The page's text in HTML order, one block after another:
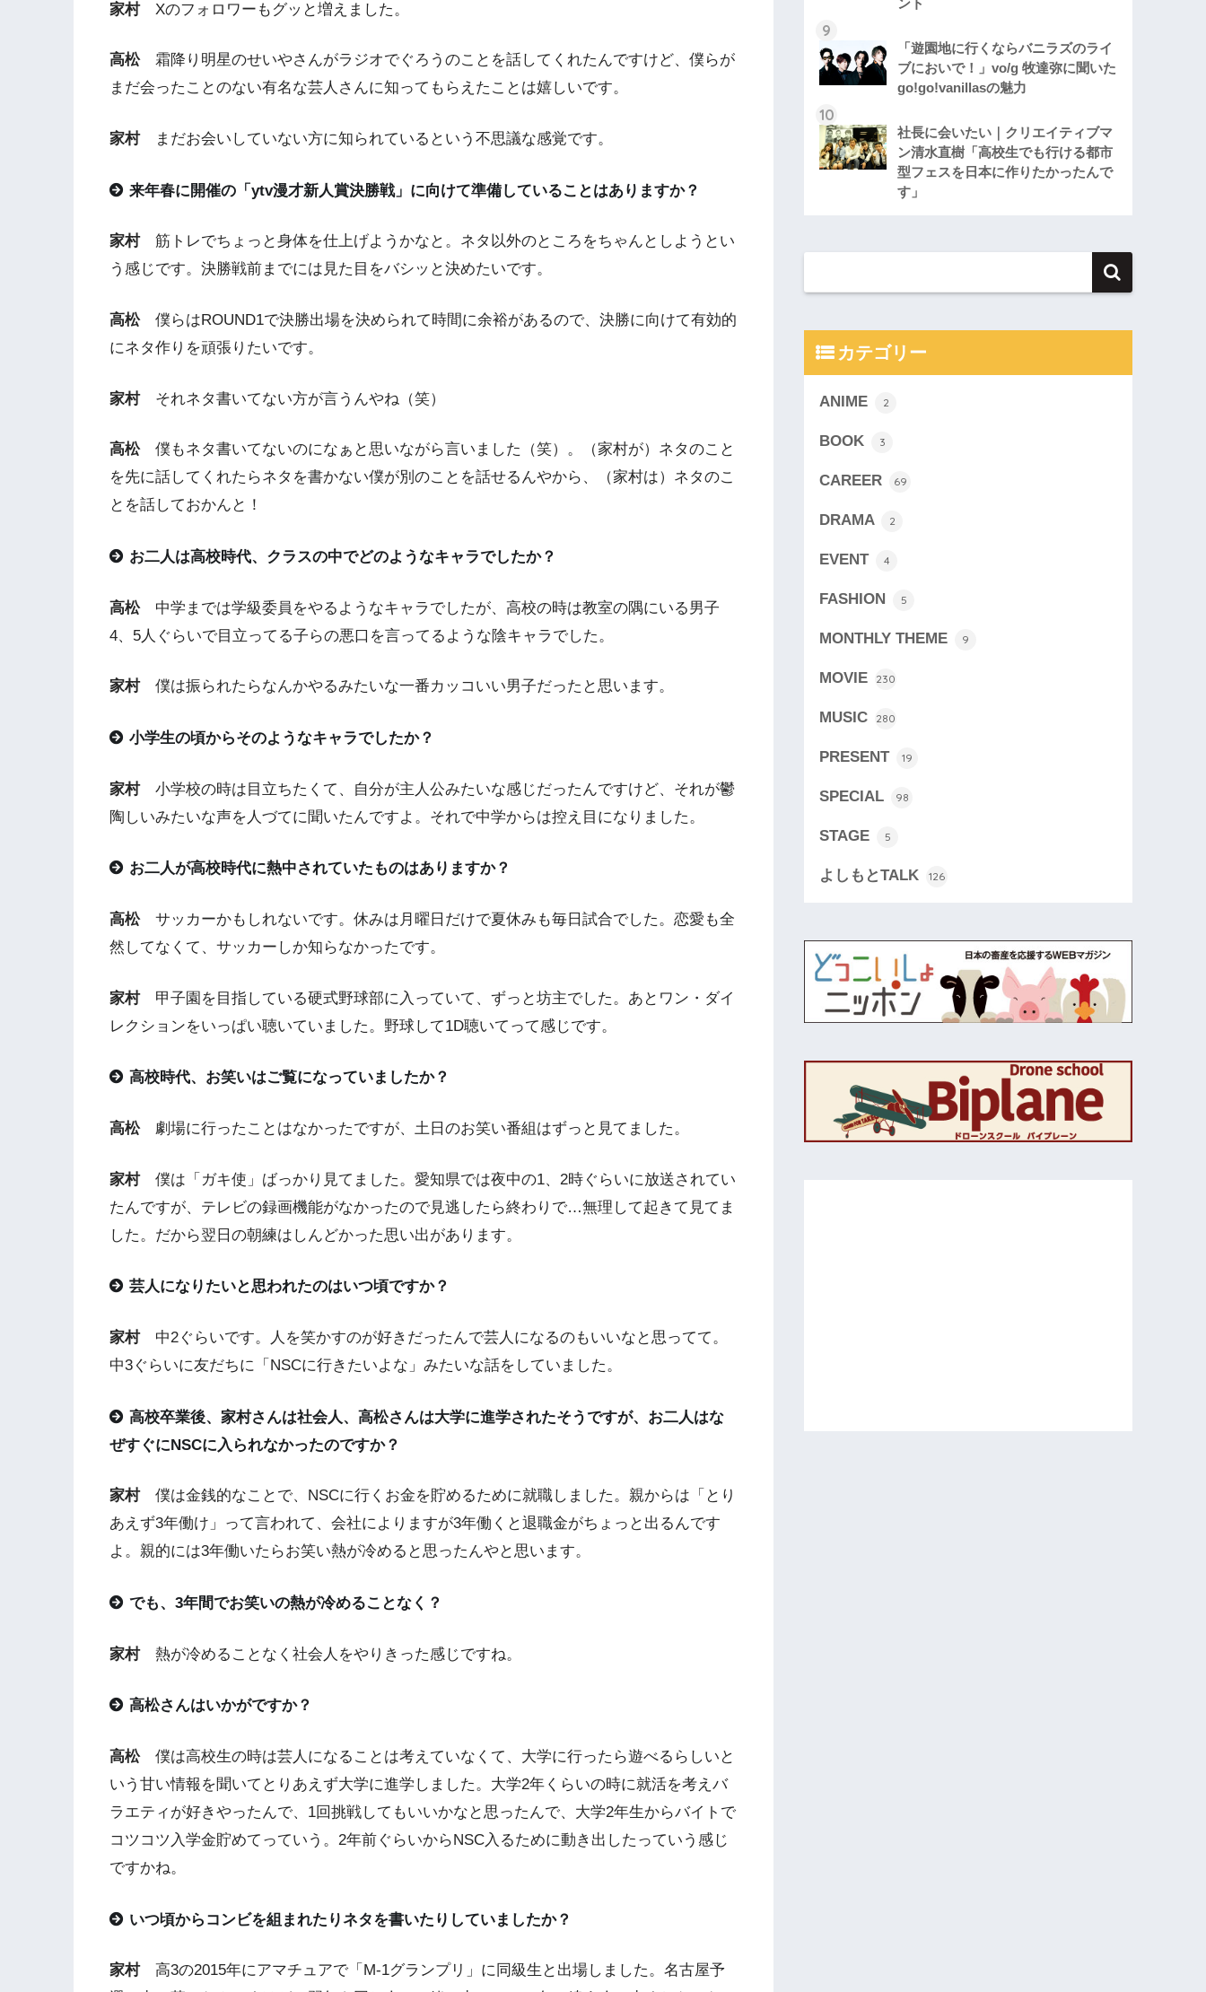
家村Xのフォロワーもグッと増えました。
高松霜降り明星のせいやさんがラジオでぐろうのことを話してくれたんですけど、僕らが
まだ会ったことのない有名な芸人さんに知ってもらえたことは嬉しいです。
家村まだお会いしていない方に知られているという不思議な感覚です。
来年春に開催の「ytv漫才新人賞決勝戦」に向けて準備していることはありますか？
家村筋トレでちょっと身体を仕上げようかなと。ネタ以外のところをちゃんとしようとい
う感じです。決勝戦前までには見た目をバシッと決めたいです。
高松僕らはROUND1で決勝出場を決められて時間に余裕があるので、決勝に向けて有効的
にネタ作りを頑張りたいです。
家村それネタ書いてない方が言うんやね（笑）
高松僕もネタ書いてないのになぁと思いながら言いました（笑）。（家村が）ネタのこと
を先に話してくれたらネタを書かない僕が別のことを話せるんやから、（家村は）ネタのこ
とを話しておかんと！
お二人は高校時代、クラスの中でどのようなキャラでしたか？
高松中学までは学級委員をやるようなキャラでしたが、高校の時は教室の隅にいる男子
4、5人ぐらいで目立ってる子らの悪口を言ってるような陰キャラでした。
家村僕は振られたらなんかやるみたいな一番カッコいい男子だったと思います。
小学生の頃からそのようなキャラでしたか？
家村小学校の時は目立ちたくて、自分が主人公みたいな感じだったんですけど、それが鬱
陶しいみたいな声を人づてに聞いたんですよ。それで中学からは控え目になりました。
お二人が高校時代に熱中されていたものはありますか？
高松サッカーかもしれないです。休みは月曜日だけで夏休みも毎日試合でした。恋愛も全
然してなくて、サッカーしか知らなかったです。
家村甲子園を目指している硬式野球部に入っていて、ずっと坊主でした。あとワン・ダイ
レクションをいっぱい聴いていました。野球して1D聴いてって感じです。
高校時代、お笑いはご覧になっていましたか？
高松劇場に行ったことはなかったですが、土日のお笑い番組はずっと見てました。
家村僕は「ガキ使」ばっかり見てました。愛知県では夜中の1、2時ぐらいに放送されてい
たんですが、テレビの録画機能がなかったので見逃したら終わりで…無理して起きて見てま
した。だから翌日の朝練はしんどかった思い出があります。
芸人になりたいと思われたのはいつ頃ですか？
家村中2ぐらいです。人を笑かすのが好きだったんで芸人になるのもいいなと思ってて。
中3ぐらいに友だちに「NSCに行きたいよな」みたいな話をしていました。
高校卒業後、家村さんは社会人、高松さんは大学に進学されたそうですが、お二人はな
ぜすぐにNSCに入られなかったのですか？
家村僕は金銭的なことで、NSCに行くお金を貯めるために就職しました。親からは「とり
あえず3年働け」って言われて、会社によりますが3年働くと退職金がちょっと出るんです
よ。親的には3年働いたらお笑い熱が冷めると思ったんやと思います。
でも、3年間でお笑いの熱が冷めることなく？
家村熱が冷めることなく社会人をやりきった感じですね。
高松さんはいかがですか？
高松僕は高校生の時は芸人になることは考えていなくて、大学に行ったら遊べるらしいと
いう甘い情報を聞いてとりあえず大学に進学しました。大学2年くらいの時に就活を考えバ
ラエティが好きやったんで、1回挑戦してもいいかなと思ったんで、大学2年生からバイトで
コツコツ入学金貯めてっていう。2年前ぐらいからNSC入るために動き出したっていう感じ
ですかね。
いつ頃からコンビを組まれたりネタを書いたりしていましたか？
家村高3の2015年にアマチュアで「M-1グランプリ」に同級生と出場しました。名古屋予
「遊園地に行くならバニラズのライ
ブにおいで！」vo/g 牧達弥に聞いた
go!go!vanillasの魅力
社長に会いたい｜クリエイティブマ
ン清水直樹「高校生でも行ける都市
型フェスを日本に作りたかったんで
す」
カテゴリー
ANIME 2
BOOK 3
CAREER 69
DRAMA 2
EVENT 4
FASHION 5
MONTHLY THEME 9
MOVIE 230
MUSIC 280
PRESENT 19
SPECIAL 98
STAGE 5
よしもとTALK 126